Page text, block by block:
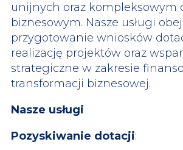
unijnych oraz kompleksowym
biznesowym. Nasze usługi
przygotowanie wniosków
realizację projektów oraz
strategiczne w zakresie
transformacji biznesowej.
Nasze usługi
Pozyskiwanie dotacji: